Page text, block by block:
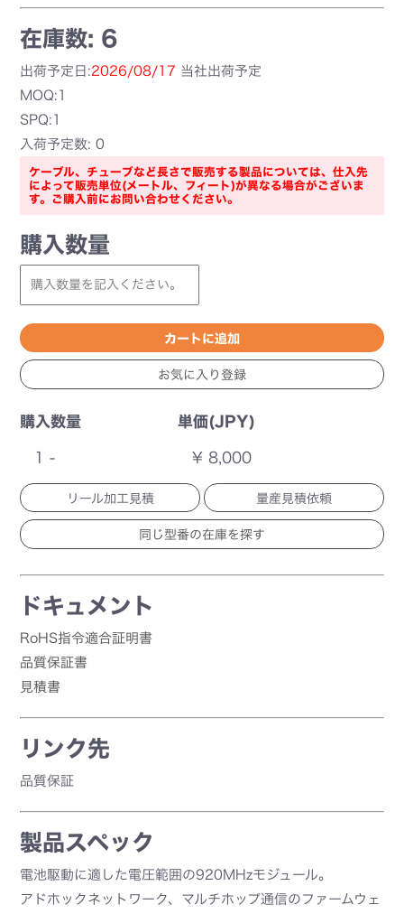
在庫数: 6
出荷予定日:2026/08/17 当社出荷予定
MOQ:1
SPQ:1
入荷予定数: 0
ケーブル、チューブなど長さで販売する製品については、仕入先
によって販売単位(メートル、フィート)が異なる場合がございま
す。ご購入前にお問い合わせください。
購入数量
購入数量 単価(JPY)
1 - ¥ 8,000
リール加工見積 量産見積依頼
ドキュメント
RoHS指令適合証明書
品質保証書
見積書
リンク先
品質保証
製品スペック
電池駆動に適した電圧範囲の920MHzモジュール。
アドホックネットワーク、マルチホップ通信のファームウェ